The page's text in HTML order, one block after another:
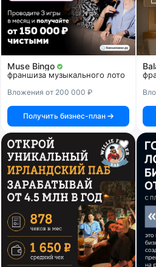
Muse Bingo
франшиза музыкального лото
Вложения от 200 000 ₽
Получить бизнес-план